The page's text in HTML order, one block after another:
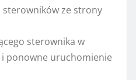
ze strony
sterownika w
ponowne uruchomienie